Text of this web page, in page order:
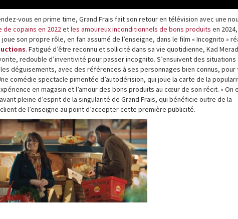
vous en prime time, Grand Frais fait son retour en télévision avec une
de copains en 2022etles amoureux inconditionnels de bons produits en
son propre rôle, en fan assumé de l’enseigne, dans le film « Incognito »
. Fatigué d’être reconnu et sollicité dans sa vie quotidienne, Kad
redouble d’inventivité pour passer incognito. S’ensuivent des situations
déguisements, avec des références à ses personnages bien connus,
comédie spectacle pimentée d’autodérision, qui joue la carte de la
en magasin et l’amour des bons produits au cœur de son récit. « On
pleine d’esprit de la singularité de Grand Frais, qui bénéficie outre de la
de l’enseigne au point d’accepter cette première publicité.